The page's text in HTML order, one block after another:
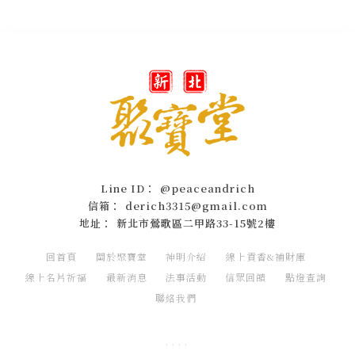
@peaceandrich
derich3315@gmail.com
新北市鶯歌區二甲路33-15號2樓
回首頁 關於聚寶堂 神明介紹
線上貢香&補財庫
線上名片祈福
最新消息 法事活動 信眾回饋
點燈查詢
聯絡我們